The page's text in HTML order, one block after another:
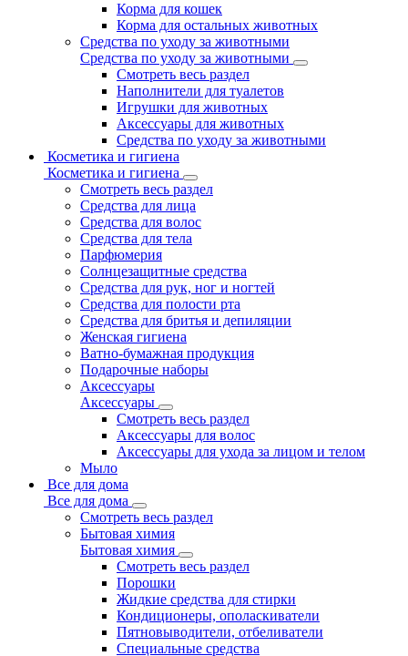
Корма для кошек
Корма для остальных животных
Средства по уходу за животными
Средства по уходу за животными
Смотреть весь раздел
Наполнители для туалетов
Игрушки для животных
Аксессуары для животных
Средства по уходу за животными
Косметика и гигиена
Косметика и гигиена
Смотреть весь раздел
Средства для лица
Средства для волос
Средства для тела
Парфюмерия
Солнцезащитные средства
Средства для рук, ног и ногтей
Средства для полости рта
Средства для бритья и депиляции
Женская гигиена
Ватно-бумажная продукция
Подарочные наборы
Аксессуары
Аксессуары
Смотреть весь раздел
Аксессуары для волос
Аксессуары для ухода за лицом и телом
Мыло
Все для дома
Все для дома
Смотреть весь раздел
Бытовая химия
Бытовая химия
Смотреть весь раздел
Порошки
Жидкие средства для стирки
Кондиционеры, ополаскиватели
Пятновыводители, отбеливатели
Специальные средства